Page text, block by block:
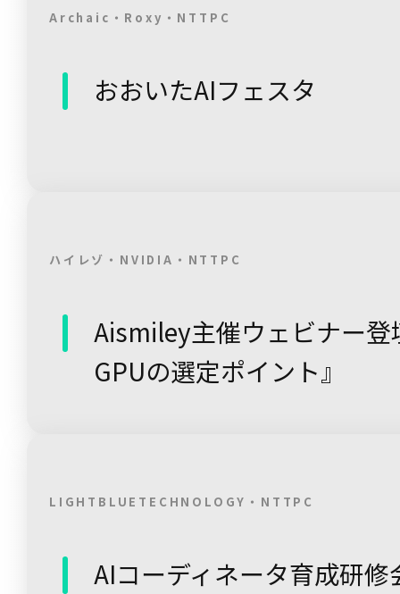
Archaic・Roxy・NTTPC
おおいたAIフェスタ
ハイレゾ・NVIDIA・NTTPC
Aismiley主催ウェビナー
GPUの選定ポイント』
LIGHTBLUETECHNOLOGY・NTTPC
AIコーディネータ育成研